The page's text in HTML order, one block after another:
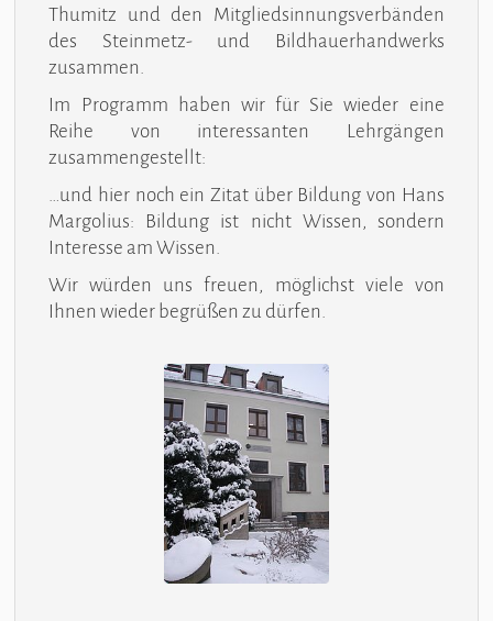
Thumitz und den Mitgliedsinnungsverbänden
des Steinmetz- und Bildhauerhandwerks
zusammen.
Im Programm haben wir für Sie wieder eine
Reihe von interessanten Lehrgängen
zusammengestellt:
…und hier noch ein Zitat über Bildung von Hans
Margolius: Bildung ist nicht Wissen, sondern
Interesse am Wissen.
Wir würden uns freuen, möglichst viele von
Ihnen wieder begrüßen zu dürfen.